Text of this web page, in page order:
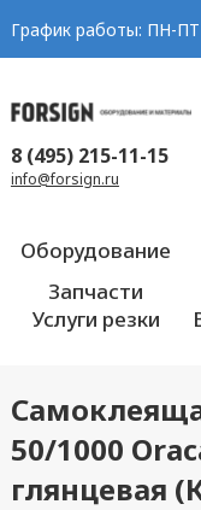
График работы: ПН-ПТ
8 (495) 215-11-15
info@forsign.ru
Оборудование
Запчасти
Услуги резки
50/1000
глянцевая